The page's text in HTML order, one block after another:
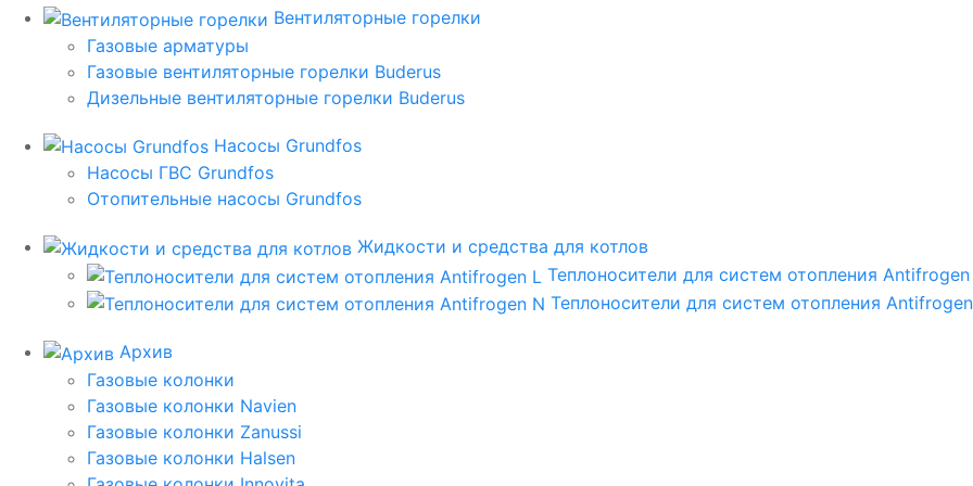
Вентиляторные горелки
Газовые арматуры
Газовые вентиляторные горелки Buderus
Дизельные вентиляторные горелки Buderus
Насосы Grundfos
Насосы ГВС Grundfos
Отопительные насосы Grundfos
Жидкости и средства для котлов
Теплоносители для систем отопления
Теплоносители для систем отопления
Архив
Газовые колонки
Газовые колонки Navien
Газовые колонки Zanussi
Газовые колонки Halsen